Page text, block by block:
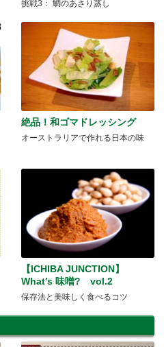
挑戦3： 鯛のあさり蒸し
絶品！和ゴマドレッシング
オーストラリアで作れる日本の味
【ICHIBA JUNCTION】
What’s 味噌? vol.2
保存法と美味しく食べるコツ